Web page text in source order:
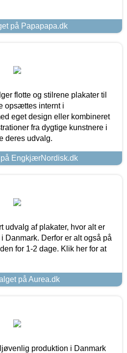
på Papapapa.dk
flotte og stilrene plakater til
opsættes internt i
eget design eller kombineret
fra dygtige kunstnere i
deres udvalg.
EngkjærNordisk.dk
udvalg af plakater, hvor alt er
Danmark. Derfor er alt også på
for 1-2 dage. Klik her for at
på Aurea.dk
produktion i Danmark